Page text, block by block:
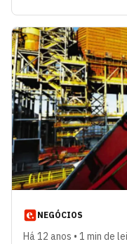
NEGÓCIOS
Há 12 anos • 1 min de